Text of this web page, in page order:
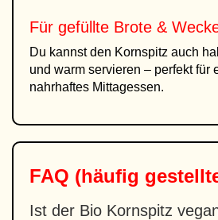
Für gefüllte Brote &
Du kannst den Kornspitz auch
und warm servieren – perfekt für
nahrhaftes Mittagessen.
FAQ (häufig
Ist der Bio Kornspitz